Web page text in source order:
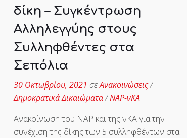
δίκη – Συγκέντρωση
Αλληλεγγύης στους
Συλληφθέντες στα
Σεπόλια
30 Οκτωβρίου, 2021 σεΑνακοινώσεις/
Δημοκρατικά Δικαιώματα/ΝΑΡ-νΚΑ
Ανακοίνωση του ΝΑΡ και της νΚΑ για την
συνέχιση της δίκης των 5 συλληφθέντων στα